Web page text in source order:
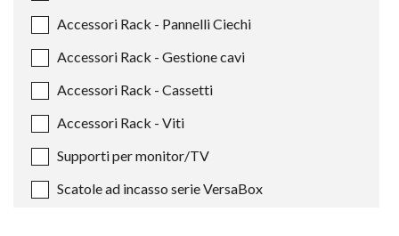
Accessori Rack - Pannelli Ciechi
Accessori Rack - Gestione cavi
Accessori Rack - Cassetti
Accessori Rack - Viti
Supporti per monitor/TV
Scatole ad incasso serie VersaBox